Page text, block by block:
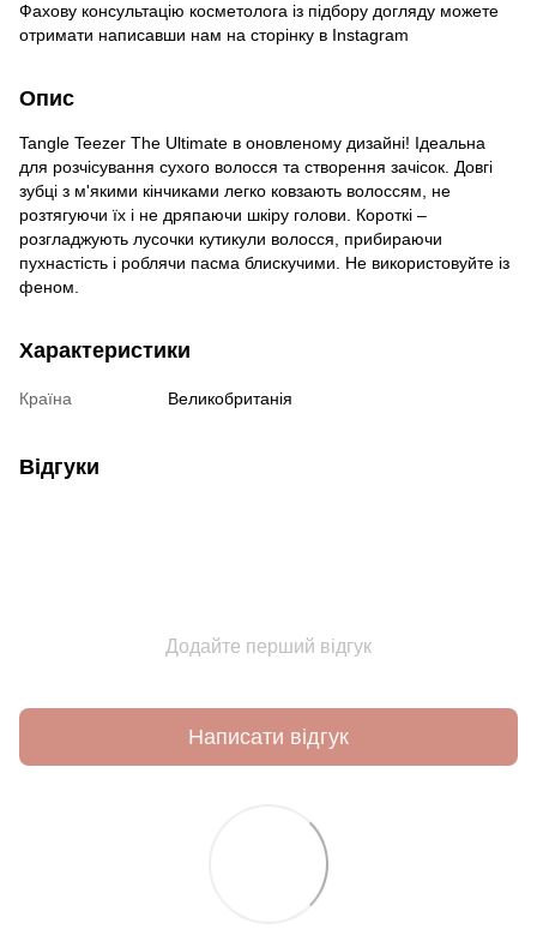
Фахову консультацію косметолога із підбору догляду можете
отримати написавши нам на сторінку в Instagram
Опис
Tangle Teezer The Ultimate в оновленому дизайні! Ідеальна
для розчісування сухого волосся та створення зачісок. Довгі
зубці з м'якими кінчиками легко ковзають волоссям, не
розтягуючи їх і не дряпаючи шкіру голови. Короткі –
розгладжують лусочки кутикули волосся, прибираючи
пухнастість і роблячи пасма блискучими. Не використовуйте із
феном.
Характеристики
Країна Великобританія
Відгуки
Додайте перший відгук
Написати відгук